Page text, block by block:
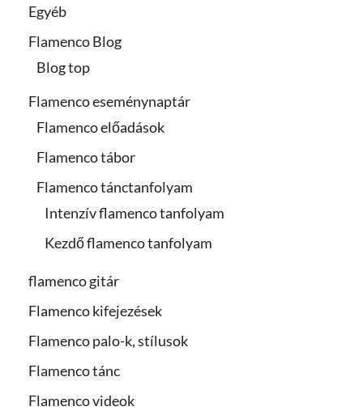
Egyéb
Flamenco Blog
Blog top
Flamenco eseménynaptár
Flamenco előadások
Flamenco tábor
Flamenco tánctanfolyam
Intenzív flamenco tanfolyam
Kezdő flamenco tanfolyam
flamenco gitár
Flamenco kifejezések
Flamenco palo-k, stílusok
Flamenco tánc
Flamenco videok